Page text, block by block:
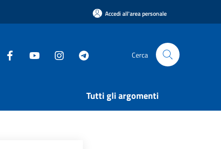
Accedi all'area personale
Cerca
Tutti gli argomenti